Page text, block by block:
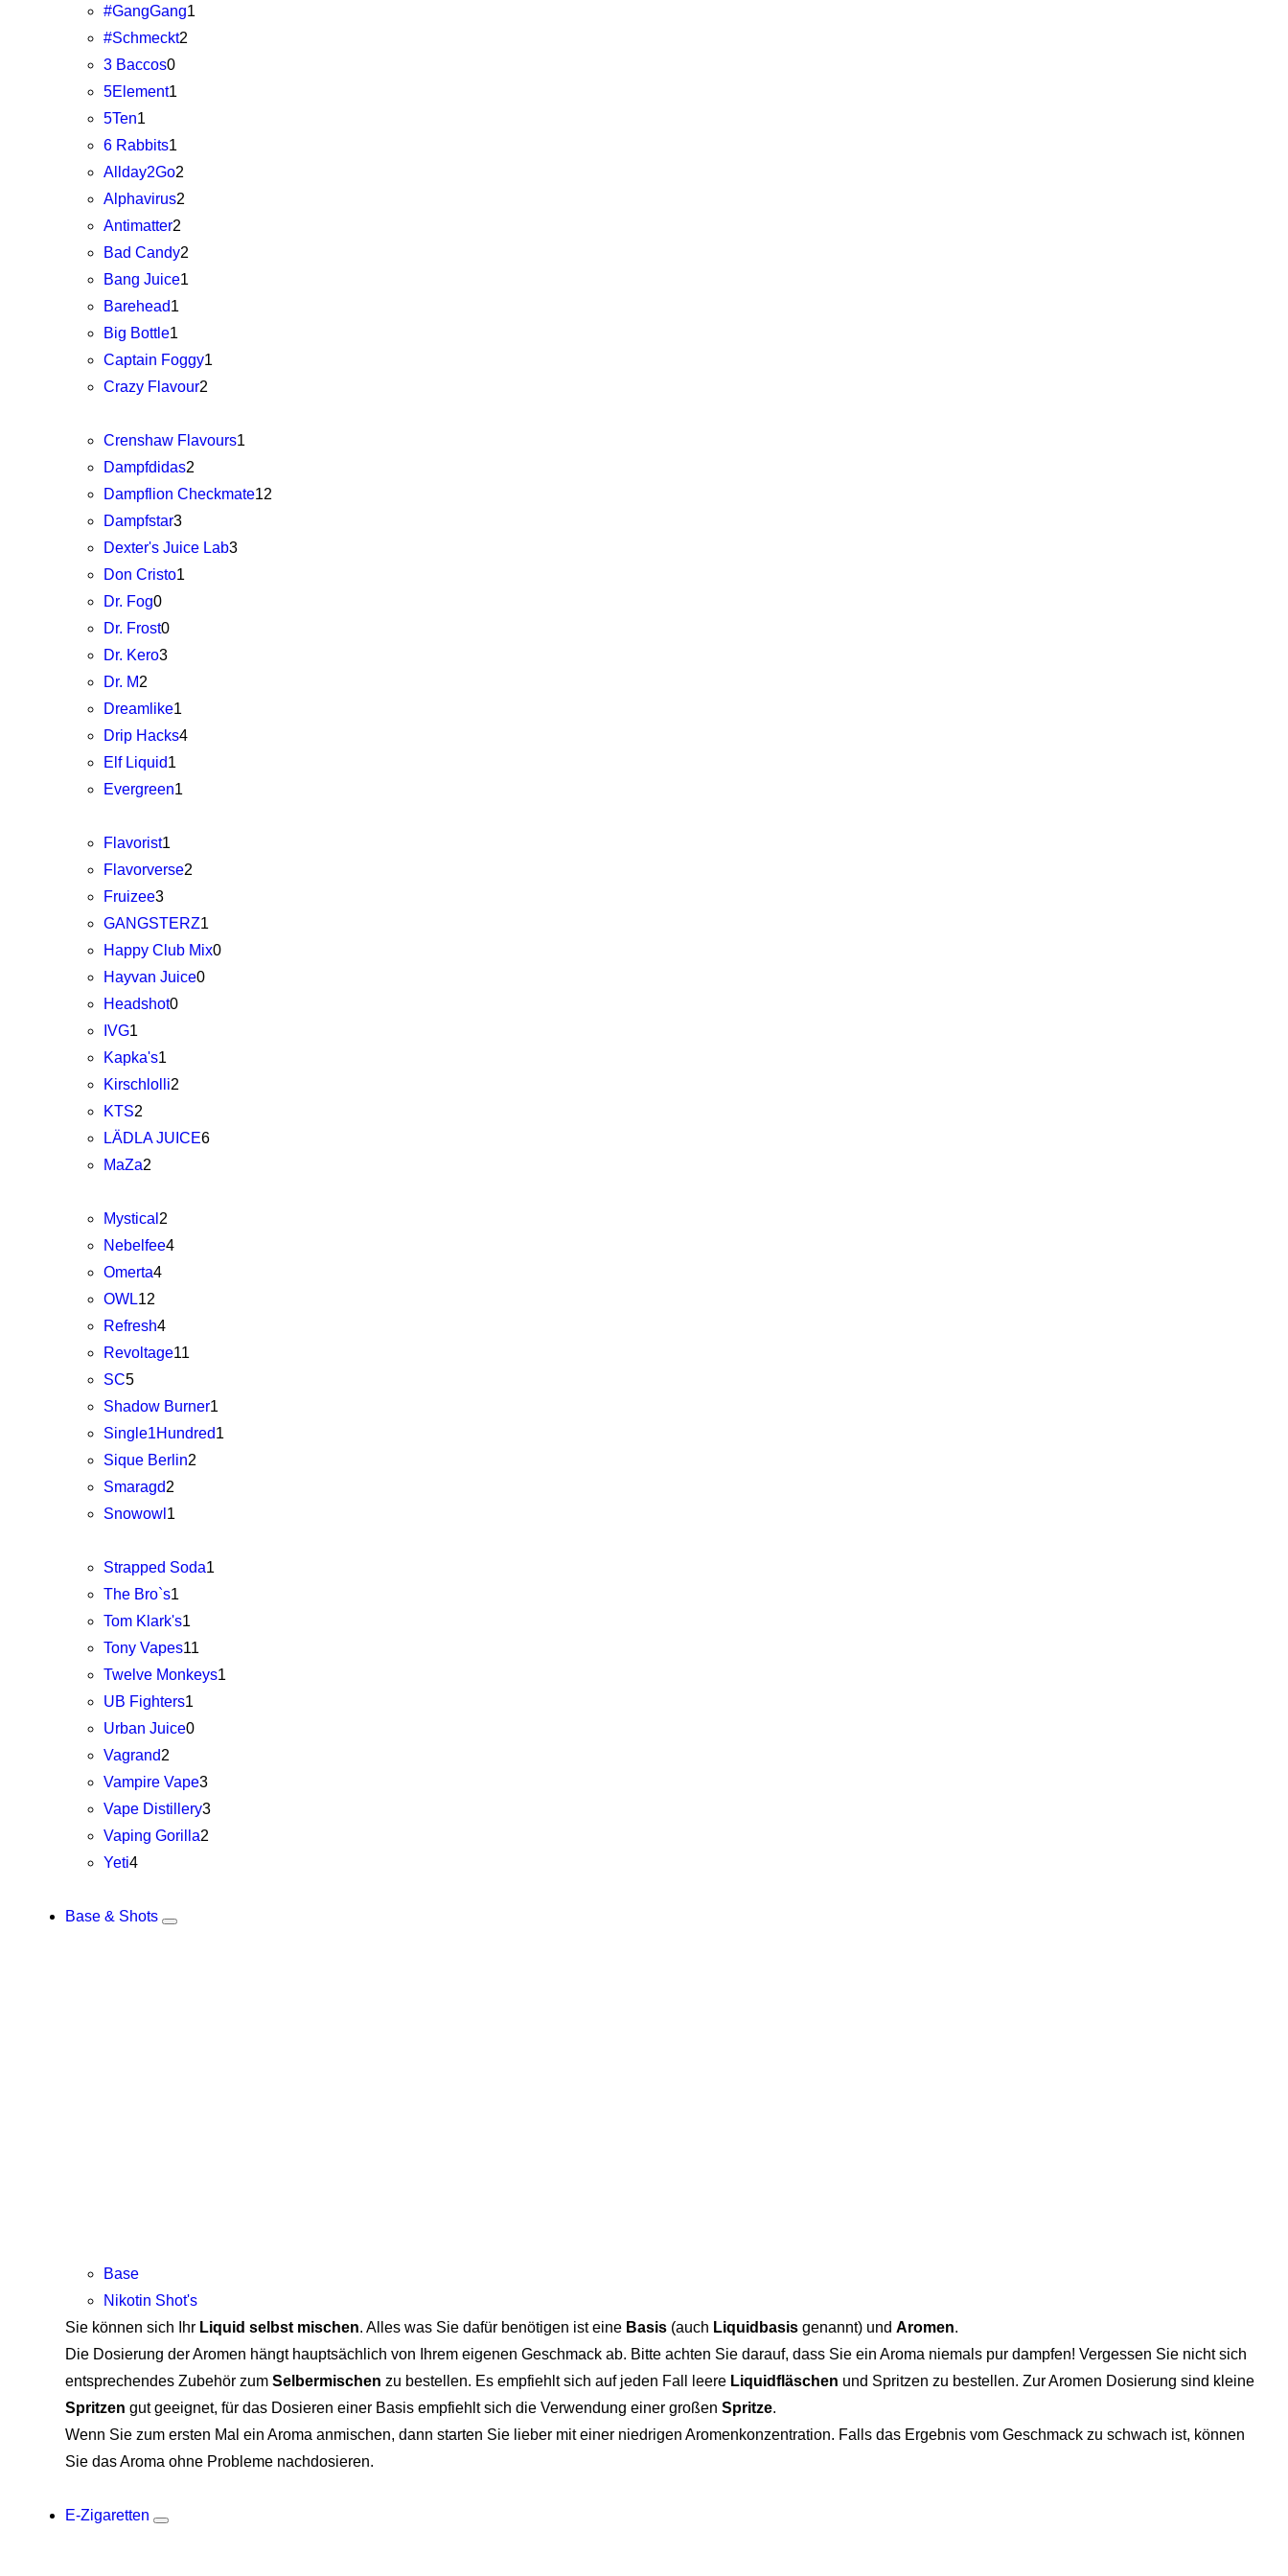
#GangGang1
#Schmeckt2
3 Baccos0
5Element1
5Ten1
6 Rabbits1
Allday2Go2
Alphavirus2
Antimatter2
Bad Candy2
Bang Juice1
Barehead1
Big Bottle1
Captain Foggy1
Crazy Flavour2
Crenshaw Flavours1
Dampfdidas2
Dampflion Checkmate12
Dampfstar3
Dexter's Juice Lab3
Don Cristo1
Dr. Fog0
Dr. Frost0
Dr. Kero3
Dr. M2
Dreamlike1
Drip Hacks4
Elf Liquid1
Evergreen1
Flavorist1
Flavorverse2
Fruizee3
GANGSTERZ1
Happy Club Mix0
Hayvan Juice0
Headshot0
IVG1
Kapka's1
Kirschlolli2
KTS2
LÄDLA JUICE6
MaZa2
Mystical 2
Nebelfee4
Omerta4
OWL12
Refresh4
Revoltage11
SC5
Shadow Burner1
Single1Hundred1
Sique Berlin2
Smaragd2
Snowowl 1
Strapped Soda1
The Bro`s1
Tom Klark's1
Tony Vapes11
Twelve Monkeys1
UB Fighters1
Urban Juice0
Vagrand2
Vampire Vape3
Vape Distillery3
Vaping Gorilla2
Yeti4
Base & Shots
Base
Nikotin Shot's
Sie können sich Ihr Liquid selbst mischen. Alles was Sie dafür benötigen ist eine Basis (auch Liquidbasis genannt) und Aromen.
Die Dosierung der Aromen hängt hauptsächlich von Ihrem eigenen Geschmack ab. Bitte achten Sie darauf, dass Sie ein Aroma niemals pur dampfen! Vergessen Sie nicht sich
entsprechendes Zubehör zum Selbermischen zu bestellen. Es empfiehlt sich auf jeden Fall leere Liquidfläschen und Spritzen zu bestellen. Zur Aromen Dosierung sind kleine
Spritzen gut geeignet, für das Dosieren einer Basis empfiehlt sich die Verwendung einer großen Spritze.
Wenn Sie zum ersten Mal ein Aroma anmischen, dann starten Sie lieber mit einer niedrigen Aromenkonzentration. Falls das Ergebnis vom Geschmack zu schwach ist, können
Sie das Aroma ohne Probleme nachdosieren.
E-Zigaretten